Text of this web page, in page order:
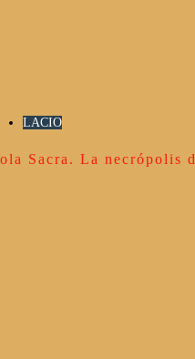
LACIO
Sacra. La necrópolis